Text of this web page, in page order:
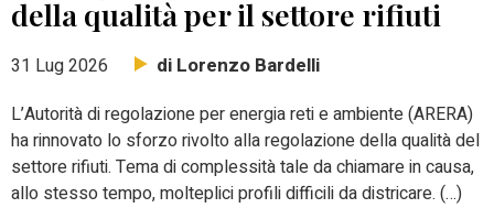
della qualità per il settore rifiuti
31 Lug 2026 di Lorenzo Bardelli
L’Autorità di regolazione per energia reti e ambiente (ARERA)
ha rinnovato lo sforzo rivolto alla regolazione della qualità del
settore rifiuti. Tema di complessità tale da chiamare in causa,
allo stesso tempo, molteplici profili difficili da districare. (…)